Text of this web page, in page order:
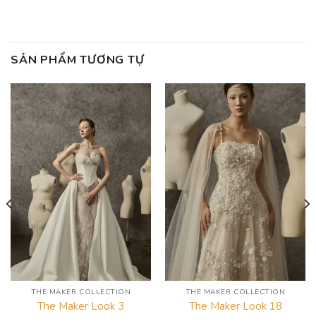
SẢN PHẨM TƯƠNG TỰ
THE MAKER COLLECTION
The Maker Look 3
THE MAKER COLLECTION
The Maker Look 18